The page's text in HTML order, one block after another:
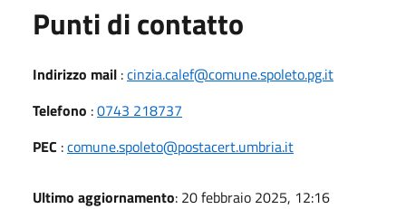
Punti di contatto
Indirizzo mail :cinzia.calef@comune.spoleto.pg.it
Telefono :0743 218737
PEC :comune.spoleto@postacert.umbria.it
Ultimo aggiornamento: 20 febbraio 2025, 12:16